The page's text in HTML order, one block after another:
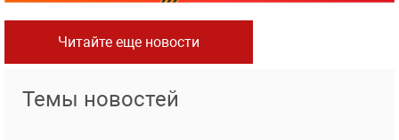
Читайте еще новости
Темы новостей